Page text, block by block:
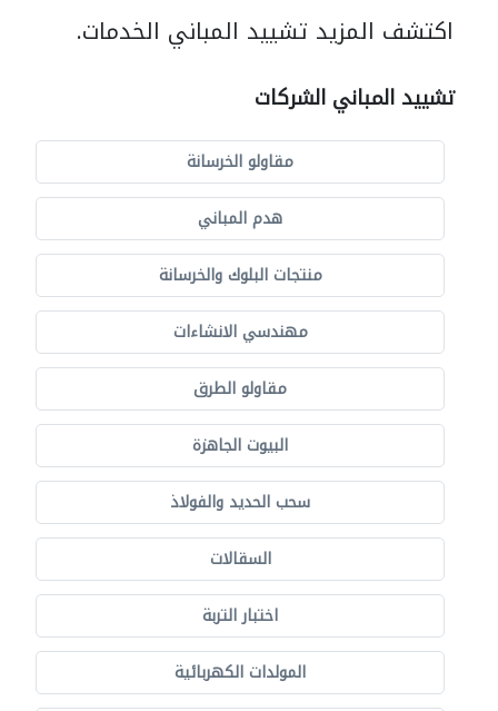
اكتشف المزيد تشييد المباني الخدمات.
تشييد المباني الشركات
مقاولو الخرسانة
هدم المباني
منتجات البلوك والخرسانة
مهندسي الانشاءات
مقاولو الطرق
البيوت الجاهزة
سحب الحديد والفولاذ
السقالات
اختبار التربة
المولدات الكهربائية